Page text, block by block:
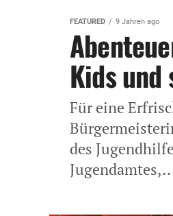
FEATURED 9 Jahren ago
Kids
Für eine
des